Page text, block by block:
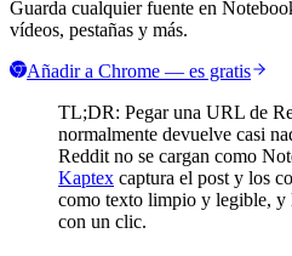
Guarda cualquier fuente en
vídeos, pestañas y más.
Añadir a Chrome — es gratis
TL;DR: Pegar una URL de
normalmente devuelve casi
Reddit no se cargan como
Kaptex captura el post y los
como texto limpio y legible, y
con un clic.